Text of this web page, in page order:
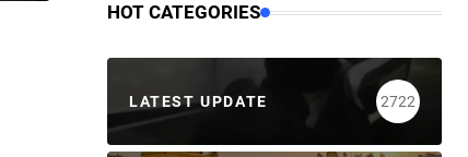
HOT CATEGORIES
LATEST UPDATE 2722